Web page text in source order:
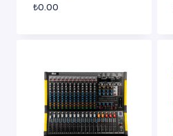
₺0.00